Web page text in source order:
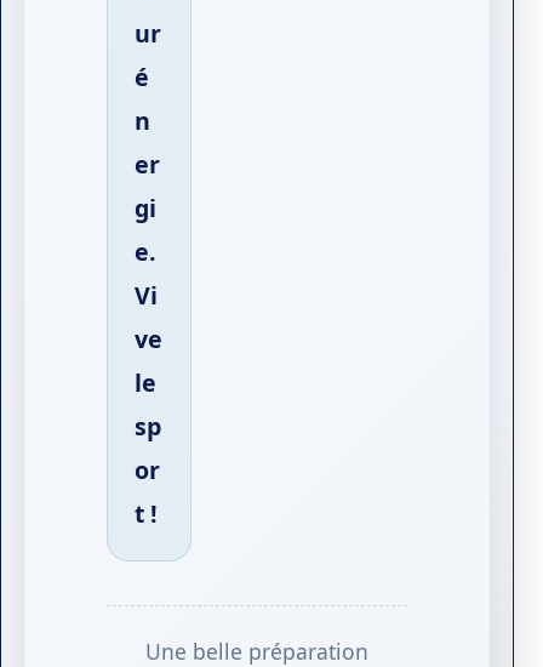
ur
é
n
er
gi
e.
Vi
ve
le
sp
or
t !
Une belle préparation